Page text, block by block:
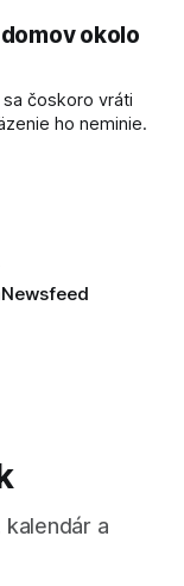
KĽDR, na ktoré
okolo
čoskoro vráti
ho neminie.
Newsfeed
a